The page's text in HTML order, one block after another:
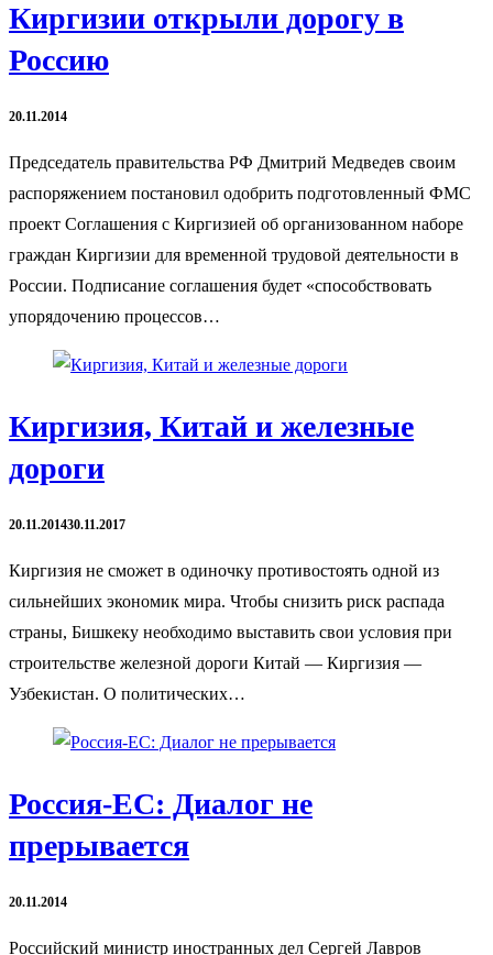
Киргизии открыли дорогу в
Россию
20.11.2014
Председатель правительства РФ Дмитрий Медведев своим
распоряжением постановил одобрить подготовленный ФМС
проект Соглашения с Киргизией об организованном наборе
граждан Киргизии для временной трудовой деятельности в
России. Подписание соглашения будет «способствовать
упорядочению процессов…
Киргизия, Китай и железные
дороги
20.11.201430.11.2017
Киргизия не сможет в одиночку противостоять одной из
сильнейших экономик мира. Чтобы снизить риск распада
страны, Бишкеку необходимо выставить свои условия при
строительстве железной дороги Китай — Киргизия —
Узбекистан. О политических…
Россия-ЕС: Диалог не
прерывается
20.11.2014
Российский министр иностранных дел Сергей Лавров